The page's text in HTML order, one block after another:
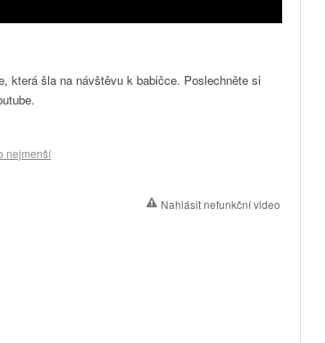
která šla na návštěvu k babičce. Poslechněte si
nejmenší
Nahlásit nefunkční video